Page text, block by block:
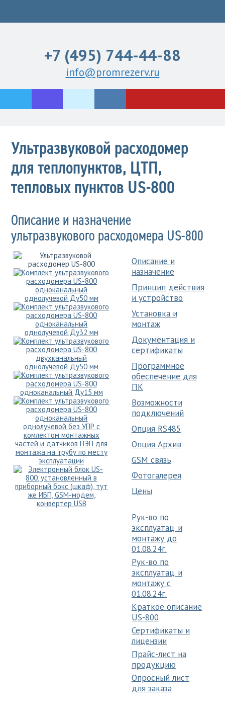
+7 (495) 744-44-88
info@promrezerv.ru
Ультразвуковой расходомер
для теплопунктов, ЦТП,
тепловых пунктов US-800
Описание и назначение
ультразвукового расходомера US-800
Описание и
назначение
Принцип действия
и устройство
Установка и
монтаж
Документация и
сертификаты
Программное
обеспечение для
ПК
Возможности
подключений
Опция RS485
Опция Архив
GSM связь
Фотогалерея
Цены
Рук-во по
эксплуатац. и
монтажу до
01.08.24г.
Рук-во по
эксплуатац. и
монтажу c
01.08.24г.
Краткое описание
US-800
Сертификаты и
лицензии
Прайс-лист на
продукцию
Опросный лист
для заказа